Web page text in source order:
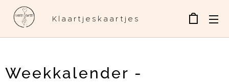
Klaartjeskaartjes
Weekkalender -